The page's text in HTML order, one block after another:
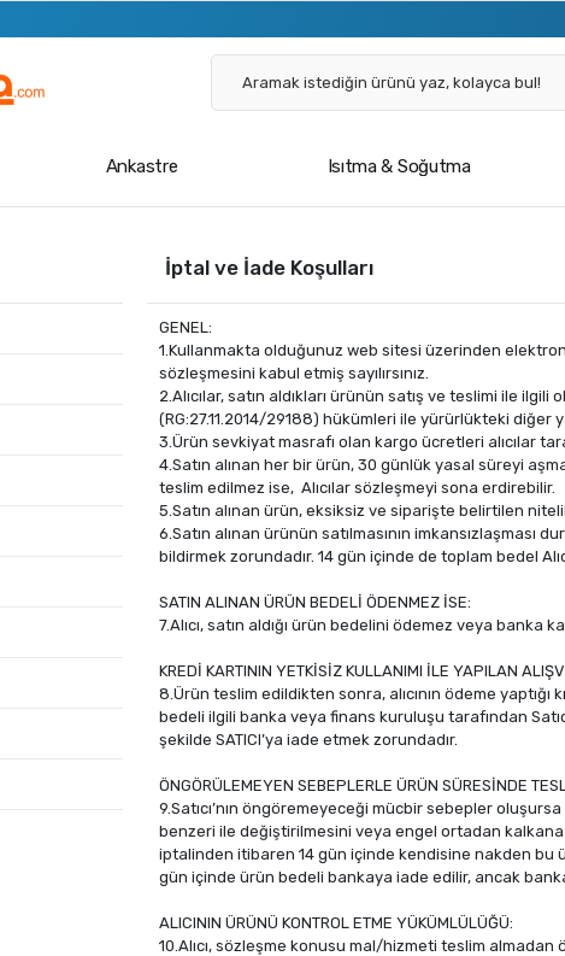
Ankastre Isıtma & Soğutma
İptal ve İade Koşulları
GENEL:
1.Kullanmakta olduğunuz web sitesi üzerinden
sözleşmesini kabul etmiş sayılırsınız.
2.Alıcılar, satın aldıkları ürünün satış ve teslimi ile
(RG:27.11.2014/29188) hükümleri ile yürürlükteki diğer
3.Ürün sevkiyat masrafı olan kargo ücretleri alıcılar
4.Satın alınan her bir ürün, 30 günlük yasal süreyi
teslim edilmez ise, Alıcılar sözleşmeyi sona erdirebilir.
5.Satın alınan ürün, eksiksiz ve siparişte belirtilen
6.Satın alınan ürünün satılmasının imkansızlaşması
bildirmek zorundadır. 14 gün içinde de toplam bedel
SATIN ALINAN ÜRÜN BEDELİ ÖDENMEZ İSE:
7.Alıcı, satın aldığı ürün bedelini ödemez veya banka
KREDİ KARTININ YETKİSİZ KULLANIMI İLE YAPILAN
8.Ürün teslim edildikten sonra, alıcının ödeme
bedeli ilgili banka veya finans kuruluşu tarafından
şekilde SATICI’ya iade etmek zorundadır.
ÖNGÖRÜLEMEYEN SEBEPLERLE ÜRÜN SÜRESİNDE
9.Satıcı’nın öngöremeyeceği mücbir sebepler
benzeri ile değiştirilmesini veya engel ortadan kalkana
iptalinden itibaren 14 gün içinde kendisine nakden bu
gün içinde ürün bedeli bankaya iade edilir, ancak
ALICININ ÜRÜNÜ KONTROL ETME YÜKÜMLÜLÜĞÜ:
10.Alıcı, sözleşme konusu mal/hizmeti teslim almadan